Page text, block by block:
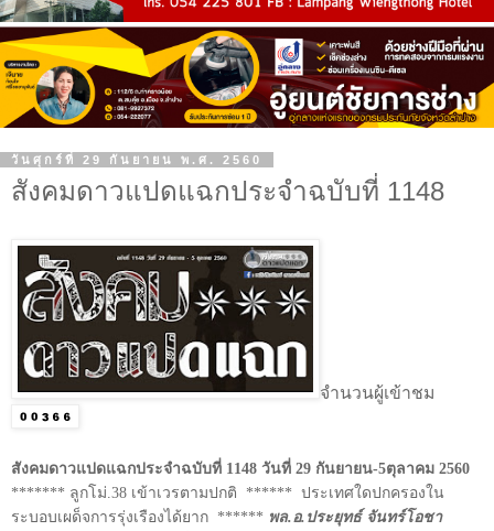
วันศุกร์ที่ 29 กันยายน พ.ศ. 2560
สังคมดาวแปดแฉกประจำฉบับที่ 1148
จำนวนผู้เข้าชม
สังคมดาวแปดแฉกประจำฉบับที่ 1148 วันที่ 29 กันยายน-5ตุลาคม 2560
******* ลูกโม่.38 เข้าเวรตามปกติ ****** ประเทศใดปกครองใน
ระบอบเผด็จการรุ่งเรืองได้ยาก ****** พล.อ.ประยุทธ์ จันทร์โอชา